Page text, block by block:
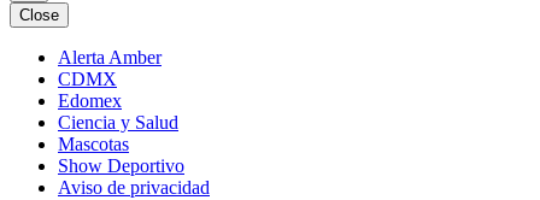
Close
Alerta Amber
CDMX
Edomex
Ciencia y Salud
Mascotas
Show Deportivo
Aviso de privacidad